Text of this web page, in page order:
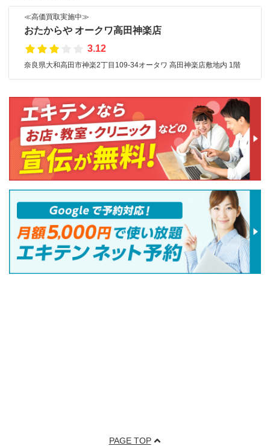
≪高価買取実施中≫
おたからや オークワ高田神楽店
3.12
奈良県大和高田市神楽2丁目109-34オータワ 高田神楽店敷地内 1階
PAGE TOP